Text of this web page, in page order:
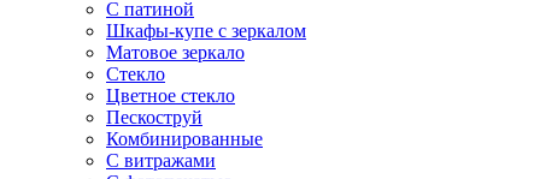
С патиной
Шкафы-купе с зеркалом
Матовое зеркало
Стекло
Цветное стекло
Пескоструй
Комбинированные
С витражами